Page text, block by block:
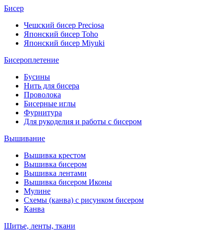
Бисер
Чешский бисер Preciosa
Японский бисер Toho
Японский бисер Miyuki
Бисероплетение
Бусины
Нить для бисера
Проволока
Бисерные иглы
Фурнитура
Для рукоделия и работы с бисером
Вышивание
Вышивка крестом
Вышивка бисером
Вышивка лентами
Вышивка бисером Иконы
Мулине
Схемы (канва) с рисунком бисером
Канва
Шитье, ленты, ткани